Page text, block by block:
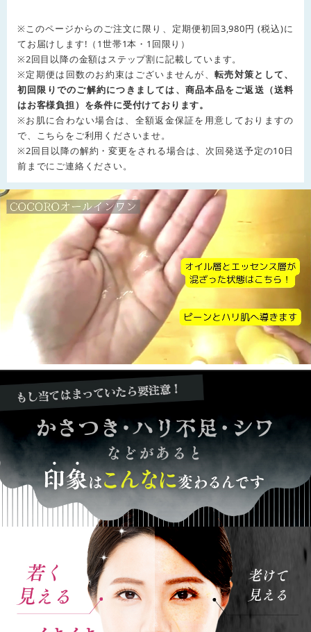
※このページからのご注文に限り、定期便初回3,980円 (税込)に
てお届けします!（1世帯1本・1回限り）
※2回目以降の金額はステップ割に記載しています。
※定期便は回数のお約束はございませんが、転売対策として、
初回限りでのご解約につきましては、商品本品をご返送（送料
はお客様負担）を条件に受付けております。
※お肌に合わない場合は、全額返金保証を用意しておりますの
で、こちらをご利用くださいませ。
※2回目以降の解約・変更をされる場合は、次回発送予定の10日
前までにご連絡ください。